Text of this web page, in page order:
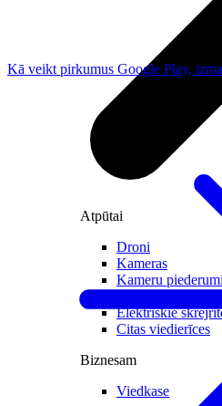
Atpūtai
Droni
Kameras
Kameru piederumi
Elektriskie
Citas viedierīces
Biznesam
Viedkase
Kā veikt pirkumus Google Play,